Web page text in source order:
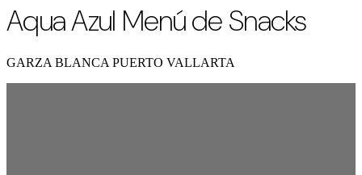
Aqua Azul Menú de Snacks
GARZA BLANCA PUERTO VALLARTA